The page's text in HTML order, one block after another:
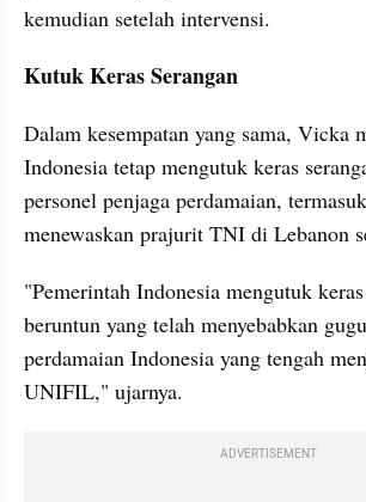
kemudian setelah intervensi.
Kutuk Keras Serangan
Dalam kesempatan yang sama, Vicka
Indonesia tetap mengutuk keras
personel penjaga perdamaian,
menewaskan prajurit TNI di Lebanon
"Pemerintah Indonesia mengutuk
beruntun yang telah menyebabkan
perdamaian Indonesia yang tengah
UNIFIL," ujarnya.
ADVERTISEMENT